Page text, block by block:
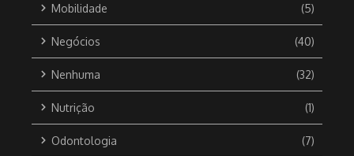
Mobilidade (5)
Negócios (40)
Nenhuma (32)
Nutrição (1)
Odontologia (7)